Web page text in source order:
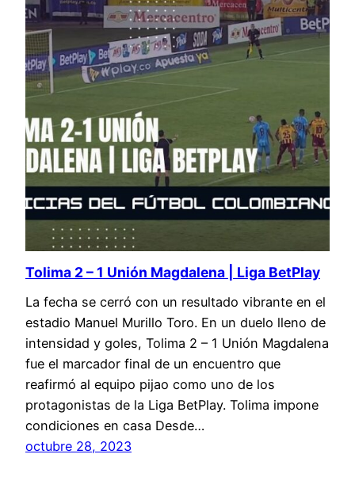
Tolima 2 – 1 Unión Magdalena | Liga BetPlay
La fecha se cerró con un resultado vibrante en el
estadio Manuel Murillo Toro. En un duelo lleno de
intensidad y goles, Tolima 2 – 1 Unión Magdalena
fue el marcador final de un encuentro que
reafirmó al equipo pijao como uno de los
protagonistas de la Liga BetPlay. Tolima impone
condiciones en casa Desde…
octubre 28, 2023